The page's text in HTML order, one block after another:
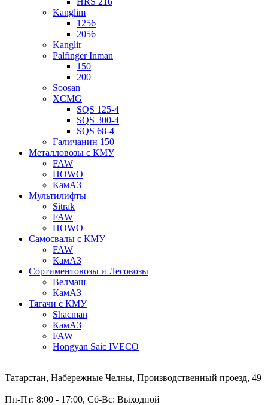
Kanglim
1256
2056
Kanglir
Palfinger Inman
150
200
Soosan
XCMG
SQS 125-4
SQS 300-4
SQS 68-4
Галичанин 150
Металловозы с КМУ
FAW
HOWO
КамАЗ
Мультилифты
Sitrak
FAW
HOWO
Самосвалы с КМУ
FAW
КамАЗ
Сортиментовозы и Лесовозы
Велмаш
КамАЗ
Тягачи с КМУ
Shacman
КамАЗ
FAW
Hongyan Saic IVECO
Татарстан, Набережные Челны, Производственный проезд, 49
Пн-Пт: 8:00 - 17:00, Сб-Вс: Выходной